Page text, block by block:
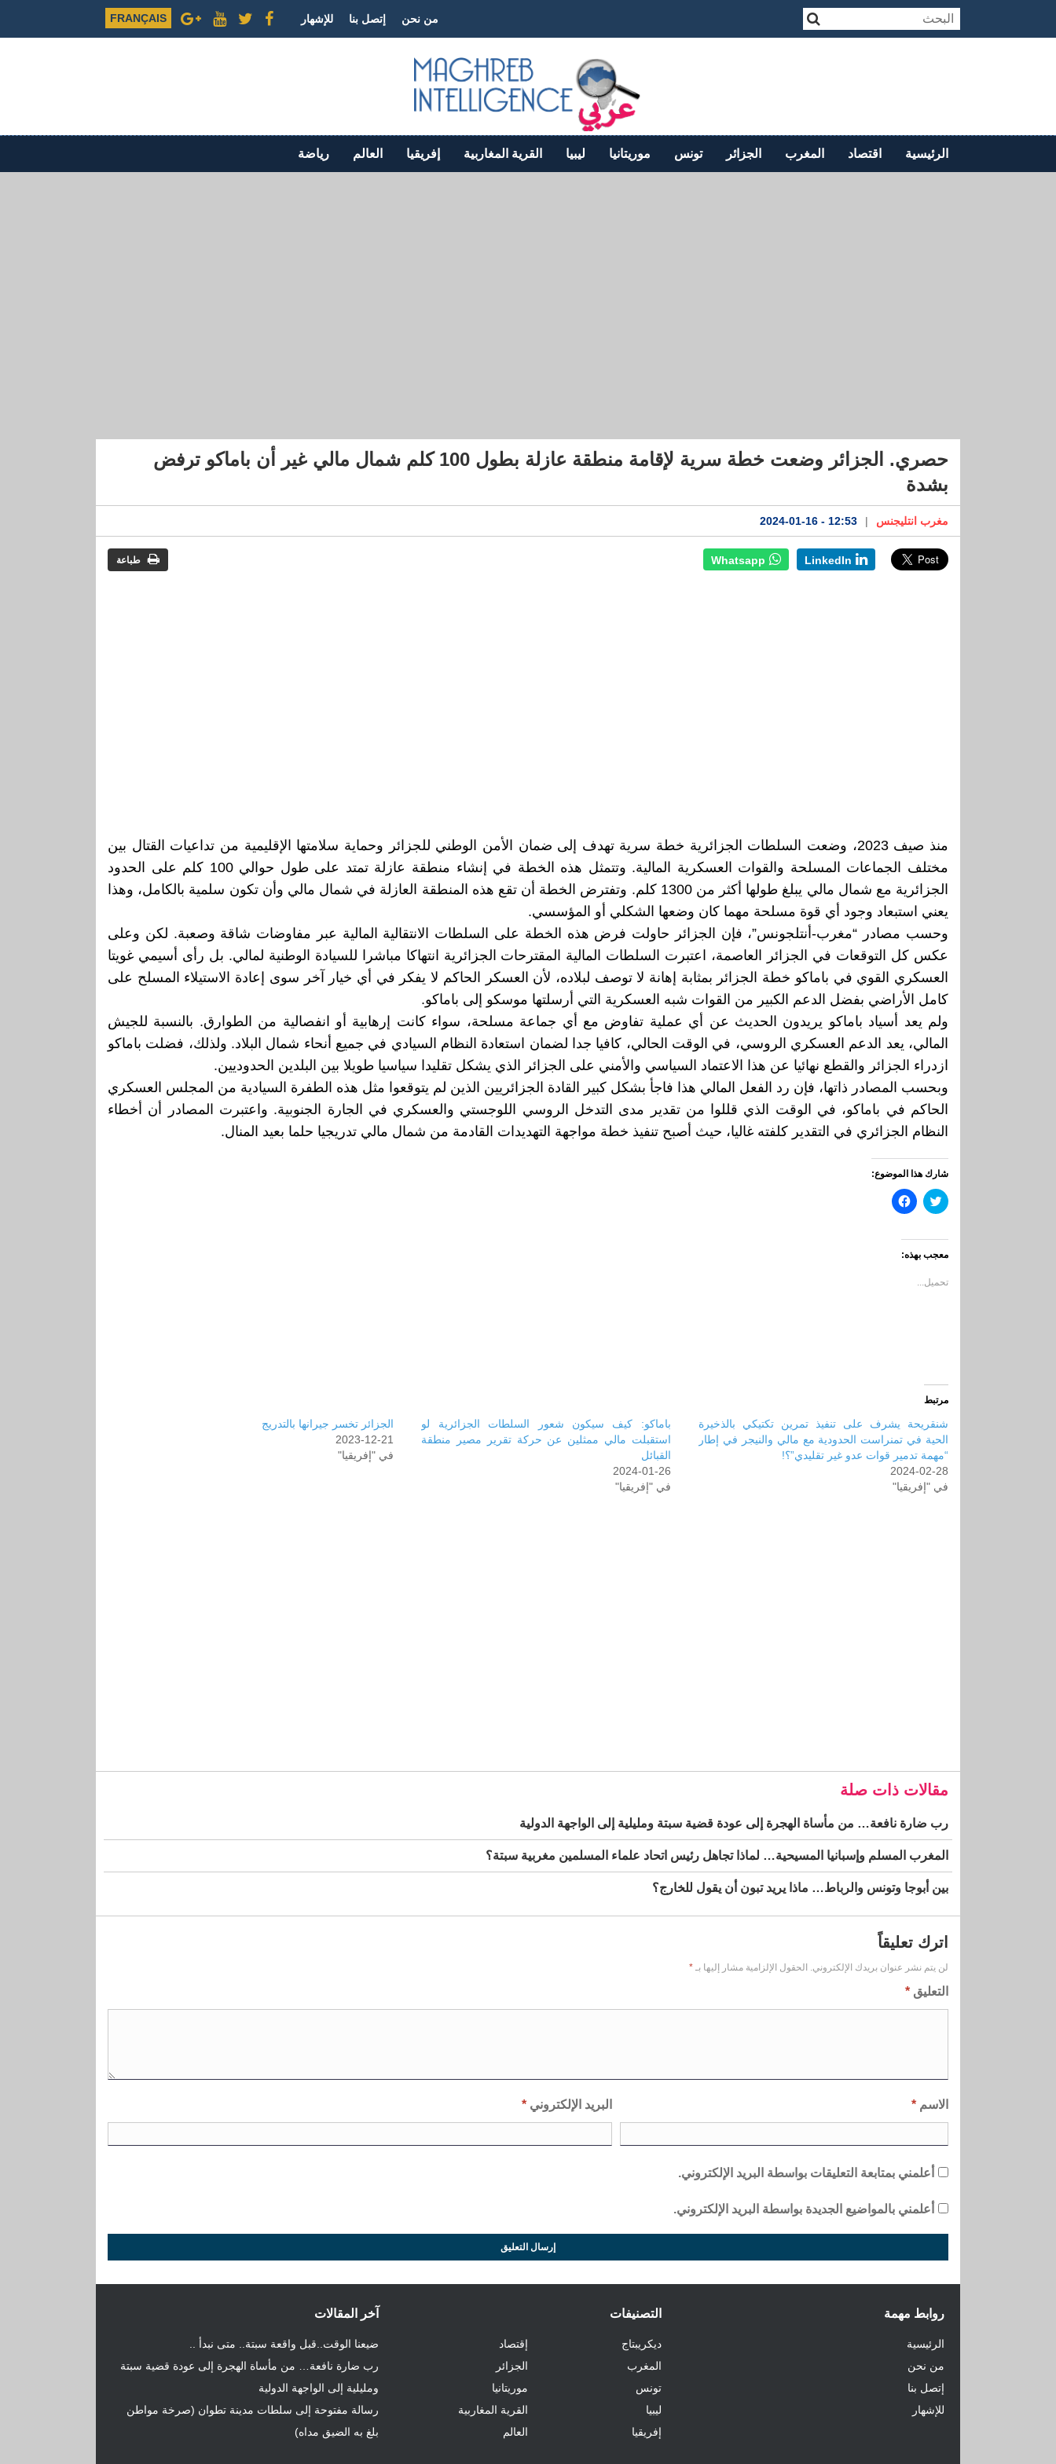
FRANÇAIS من نحن إتصل بنا للإشهار
الرئيسية اقتصاد المغرب الجزائر تونس موريتانيا ليبيا القرية المغاربية إفريقيا العالم رياضة
حصري. الجزائر وضعت خطة سرية لإقامة منطقة عازلة بطول 100 كلم شمال مالي غير أن باماكو ترفض
بشدة
مغرب انتليجنس |
12:53 - 2024-01-16
LinkedIn
Whatsapp طباعة
منذ صيف 2023، وضعت السلطات الجزائرية خطة سرية تهدف إلى ضمان الأمن الوطني للجزائر وحماية سلامتها الإقليمية من تداعيات القتال بين
مختلف الجماعات المسلحة والقوات العسكرية المالية. وتتمثل هذه الخطة في إنشاء منطقة عازلة تمتد على طول حوالي 100 كلم على الحدود
الجزائرية مع شمال مالي يبلغ طولها أكثر من 1300 كلم. وتفترض الخطة أن تقع هذه المنطقة العازلة في شمال مالي وأن تكون سلمية بالكامل، وهذا
يعني استبعاد وجود أي قوة مسلحة مهما كان وضعها الشكلي أو المؤسسي.
وحسب مصادر “مغرب-أنتلجونس”، فإن الجزائر حاولت فرض هذه الخطة على السلطات الانتقالية المالية عبر مفاوضات شاقة وصعبة. لكن وعلى
عكس كل التوقعات في الجزائر العاصمة، اعتبرت السلطات المالية المقترحات الجزائرية انتهاكا مباشرا للسيادة الوطنية لمالي. بل رأى أسيمي غويتا
العسكري القوي في باماكو خطة الجزائر بمثابة إهانة لا توصف لبلاده، لأن العسكر الحاكم لا يفكر في أي خيار آخر سوى إعادة الاستيلاء المسلح على
كامل الأراضي بفضل الدعم الكبير من القوات شبه العسكرية التي أرسلتها موسكو إلى باماكو.
ولم يعد أسياد باماكو يريدون الحديث عن أي عملية تفاوض مع أي جماعة مسلحة، سواء كانت إرهابية أو انفصالية من الطوارق. بالنسبة للجيش
المالي، يعد الدعم العسكري الروسي، في الوقت الحالي، كافيا جدا لضمان استعادة النظام السيادي في جميع أنحاء شمال البلاد. ولذلك، فضلت باماكو
ازدراء الجزائر والقطع نهائيا عن هذا الاعتماد السياسي والأمني على الجزائر الذي يشكل تقليدا سياسيا طويلا بين البلدين الحدوديين.
وبحسب المصادر ذاتها، فإن رد الفعل المالي هذا فاجأ بشكل كبير القادة الجزائريين الذين لم يتوقعوا مثل هذه الطفرة السيادية من المجلس العسكري
الحاكم في باماكو، في الوقت الذي قللوا من تقدير مدى التدخل الروسي اللوجستي والعسكري في الجارة الجنوبية. واعتبرت المصادر أن أخطاء
النظام الجزائري في التقدير كلفته غاليا، حيث أصبح تنفيذ خطة مواجهة التهديدات القادمة من شمال مالي تدريجيا حلما بعيد المنال.
شارك هذا الموضوع:
اضغط
للمشاركة
(فتح
نافذة
انقر
للمشاركة
معجب بهذه:
تحميل...
مرتبط
شنقريحة يشرف على تنفيذ تمرين تكتيكي بالذخيرة
الحية في تمنراست الحدودية مع مالي والنيجر في إطار
“مهمة تدمير قوات عدو غير تقليدي”؟!
2024-02-28
في "إفريقيا"
باماكو: كيف سيكون شعور السلطات الجزائرية لو
استقبلت مالي ممثلين عن حركة تقرير مصير منطقة
القبائل
2024-01-26
في "إفريقيا"
الجزائر تخسر جيرانها بالتدريج
2023-12-21
في "إفريقيا"
مقالات ذات صلة
رب ضارة نافعة… من مأساة الهجرة إلى عودة قضية سبتة ومليلية إلى الواجهة الدولية
المغرب المسلم وإسبانيا المسيحية… لماذا تجاهل رئيس اتحاد علماء المسلمين مغربية سبتة؟
بين أبوجا وتونس والرباط… ماذا يريد تبون أن يقول للخارج؟
اترك تعليقاً
لن يتم نشر عنوان بريدك الإلكتروني. الحقول الإلزامية مشار إليها بـ *
التعليق *
الاسم * البريد الإلكتروني *
أعلمني بمتابعة التعليقات بواسطة البريد الإلكتروني.
أعلمني بالمواضيع الجديدة بواسطة البريد الإلكتروني.
روابط مهمة
الرئيسية
من نحن
إتصل بنا
للإشهار
التصنيفات
ديكريبتاج
إقتصاد
المغرب
الجزائر
تونس
موريتانيا
ليبيا
القرية المغاربية
إفريقيا
العالم
آخر المقالات
ضيعنا الوقت..قبل واقعة سبتة.. متى نبدأ ..
رب ضارة نافعة… من مأساة الهجرة إلى عودة قضية سبتة
ومليلية إلى الواجهة الدولية
رسالة مفتوحة إلى سلطات مدينة تطوان (صرخة مواطن
بلغ به الضيق مداه)